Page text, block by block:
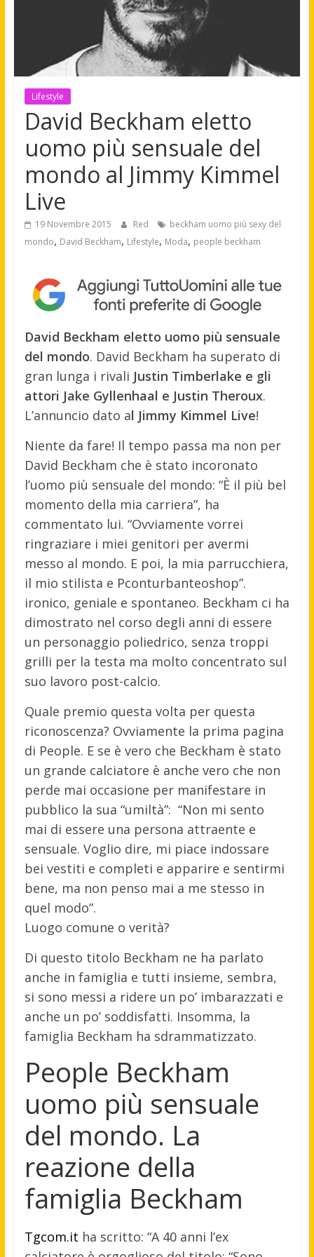
Lifestyle
David Beckham eletto
uomo più sensuale del
mondo al Jimmy Kimmel
Live
19 Novembre 2015 Red
beckham uomo più sexy del
mondo, David Beckham, Lifestyle, Moda, people beckham
David Beckham eletto uomo più sensuale
del mondo. David Beckham ha superato di
gran lunga i rivali Justin Timberlake e gli
attori Jake Gyllenhaal e Justin Theroux.
L’annuncio dato al Jimmy Kimmel Live!
Niente da fare! Il tempo passa ma non per
David Beckham che è stato incoronato
l’uomo più sensuale del mondo: “È il più bel
momento della mia carriera”, ha
commentato lui. “Ovviamente vorrei
ringraziare i miei genitori per avermi
messo al mondo. E poi, la mia parrucchiera,
il mio stilista e Pconturbanteoshop”.
ironico, geniale e spontaneo. Beckham ci ha
dimostrato nel corso degli anni di essere
un personaggio poliedrico, senza troppi
grilli per la testa ma molto concentrato sul
suo lavoro post-calcio.
Quale premio questa volta per questa
riconoscenza? Ovviamente la prima pagina
di People. E se è vero che Beckham è stato
un grande calciatore è anche vero che non
perde mai occasione per manifestare in
pubblico la sua “umiltà”: “Non mi sento
mai di essere una persona attraente e
sensuale. Voglio dire, mi piace indossare
bei vestiti e completi e apparire e sentirmi
bene, ma non penso mai a me stesso in
quel modo”.
Luogo comune o verità?
Di questo titolo Beckham ne ha parlato
anche in famiglia e tutti insieme, sembra,
si sono messi a ridere un po’ imbarazzati e
anche un po’ soddisfatti. Insomma, la
famiglia Beckham ha sdrammatizzato.
People Beckham
uomo più sensuale
del mondo. La
reazione della
famiglia Beckham
Tgcom.it ha scritto: “A 40 anni l’ex